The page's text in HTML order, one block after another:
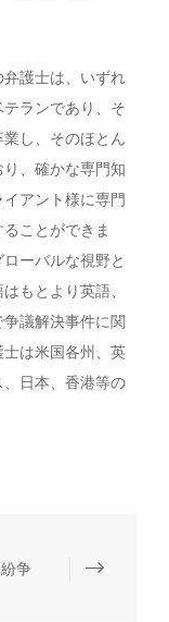
護士は、いずれ
ランであり、そ
し、そのほとん
、確かな専門知
アント様に専門
ことができま
ーバルな視野と
もとより英語、
議解決事件に関
は米国各州、英
、日本、香港等の
争